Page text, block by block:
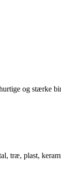
og stærke
træ, plast,